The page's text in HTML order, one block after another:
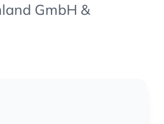
GmbH &